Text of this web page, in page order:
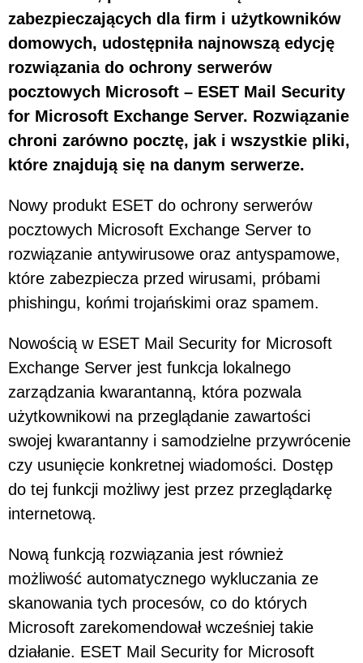
zabezpieczających dla firm i użytkowników
domowych, udostępniła najnowszą edycję
rozwiązania do ochrony serwerów
pocztowych Microsoft – ESET Mail Security
for Microsoft Exchange Server. Rozwiązanie
chroni zarówno pocztę, jak i wszystkie pliki,
które znajdują się na danym serwerze.
Nowy produkt ESET do ochrony serwerów
pocztowych Microsoft Exchange Server to
rozwiązanie antywirusowe oraz antyspamowe,
które zabezpiecza przed wirusami, próbami
phishingu, końmi trojańskimi oraz spamem.
Nowością w ESET Mail Security for Microsoft
Exchange Server jest funkcja lokalnego
zarządzania kwarantanną, która pozwala
użytkownikowi na przeglądanie zawartości
swojej kwarantanny i samodzielne przywrócenie
czy usunięcie konkretnej wiadomości. Dostęp
do tej funkcji możliwy jest przez przeglądarkę
internetową.
Nową funkcją rozwiązania jest również
możliwość automatycznego wykluczania ze
skanowania tych procesów, co do których
Microsoft zarekomendował wcześniej takie
działanie. ESET Mail Security for Microsoft